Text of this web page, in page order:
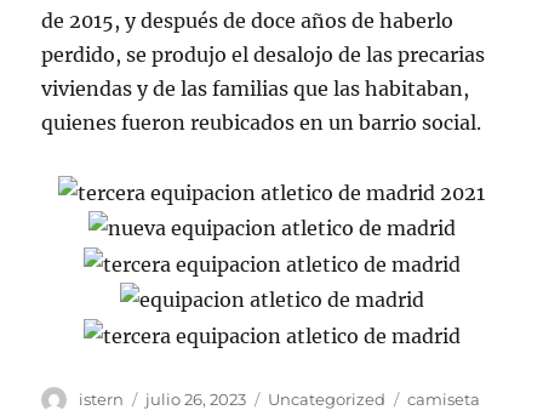
de 2015, y después de doce años de haberlo
perdido, se produjo el desalojo de las precarias
viviendas y de las familias que las habitaban,
quienes fueron reubicados en un barrio social.
Autor
istern
Publicado
julio 26, 2023 Categorías
Uncategorized Etiquetas
camiseta